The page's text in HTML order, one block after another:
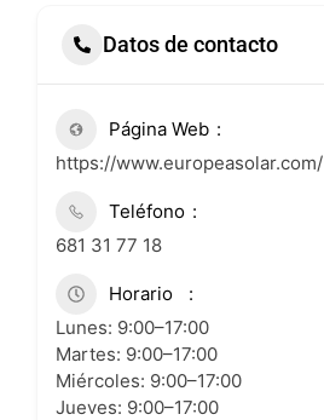
Datos de contacto
Página Web
https://www.europeasolar.com/
Teléfono
681 31 77 18
Horario
Lunes: 9:00–17:00
Martes: 9:00–17:00
Miércoles: 9:00–17:00
Jueves: 9:00–17:00